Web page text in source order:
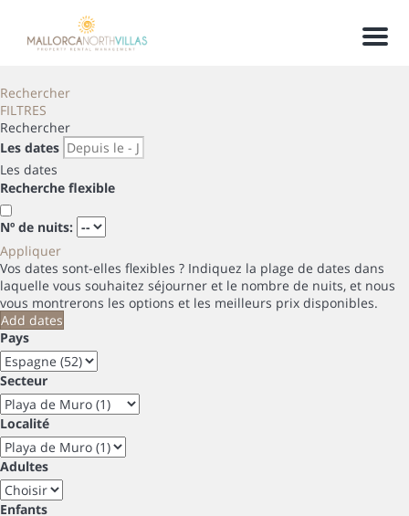
Menu
Rechercher
FILTRES
Rechercher
Les dates
Les dates
Recherche flexible
Nº de nuits:
Appliquer
Vos dates sont-elles flexibles ? Indiquez la plage de dates dans
laquelle vous souhaitez séjourner et le nombre de nuits, et nous
vous montrerons les options et les meilleurs prix disponibles.
Add dates
Pays
Secteur
Localité
Adultes
Enfants